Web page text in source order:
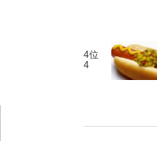
4位
4